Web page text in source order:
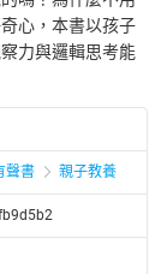
心，本書以孩子
力與邏輯思考能
聲書 親子教養